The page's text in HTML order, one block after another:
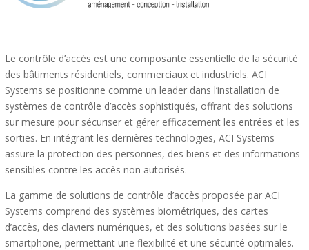
Le contrôle d’accès est une composante essentielle de la sécurité
des bâtiments résidentiels, commerciaux et industriels. ACI
Systems se positionne comme un leader dans l’installation de
systèmes de contrôle d’accès sophistiqués, offrant des solutions
sur mesure pour sécuriser et gérer efficacement les entrées et les
sorties. En intégrant les dernières technologies, ACI Systems
assure la protection des personnes, des biens et des informations
sensibles contre les accès non autorisés.
La gamme de solutions de contrôle d’accès proposée par ACI
Systems comprend des systèmes biométriques, des cartes
d’accès, des claviers numériques, et des solutions basées sur le
smartphone, permettant une flexibilité et une sécurité optimales.